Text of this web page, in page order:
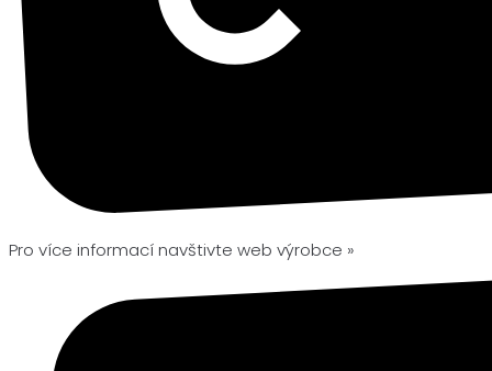
Pro více informací navštivte web výrobce »